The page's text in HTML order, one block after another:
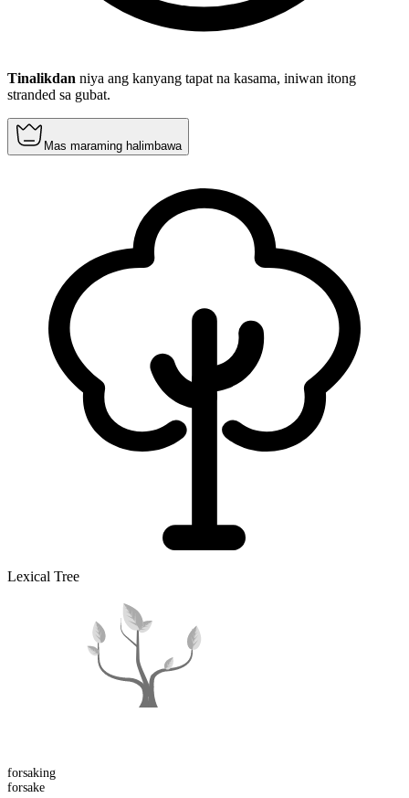
Tinalikdan niya ang kanyang tapat na kasama, iniwan itong
stranded sa gubat.
Mas maraming halimbawa
Lexical Tree
forsaking
forsake